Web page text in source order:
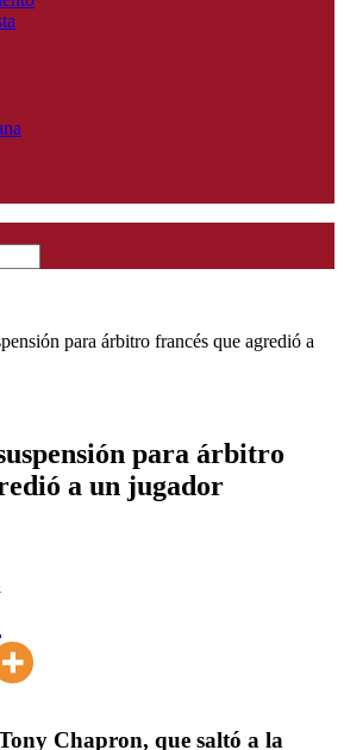
para árbitro francés que agredió a
para árbitro
a un jugador
Chapron, que saltó a la